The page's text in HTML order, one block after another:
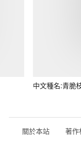
中文種名:青脆
關於本站 著作